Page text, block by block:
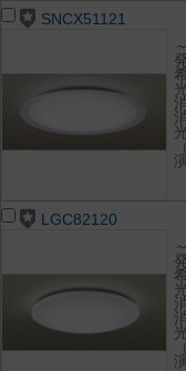
SNCX51121
LGC82120